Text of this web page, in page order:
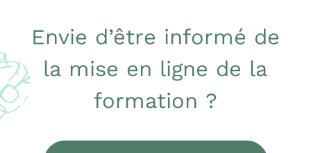
Envie d’être informé de
la mise en ligne de la
formation ?